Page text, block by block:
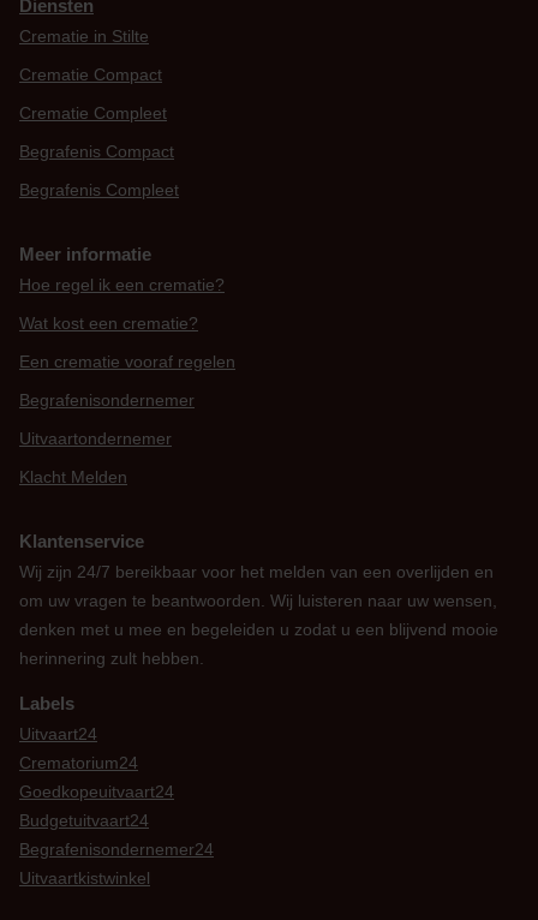
Diensten
Crematie in Stilte
Crematie Compact
Crematie Compleet
Begrafenis Compact
Begrafenis Compleet
Meer informatie
Hoe regel ik een crematie?
Wat kost een crematie?
Een crematie vooraf regelen
Begrafenisondernemer
Uitvaartondernemer
Klacht Melden
Klantenservice
Wij zijn 24/7 bereikbaar voor het melden van een overlijden en
om uw vragen te beantwoorden. Wij luisteren naar uw wensen,
denken met u mee en begeleiden u zodat u een blijvend mooie
herinnering zult hebben.
Labels
Uitvaart24
Crematorium24
Goedkopeuitvaart24
Budgetuitvaart24
Begrafenisondernemer24
Uitvaartkistwinkel